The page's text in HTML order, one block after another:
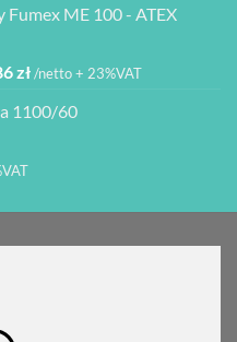
ME 100 - ATEX
złZakres
od
4
/netto + 23%VAT
1100/60